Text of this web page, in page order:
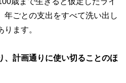
年ごとの支出をすべて洗い出し
ます。
、計画通りに使い切ることのほ